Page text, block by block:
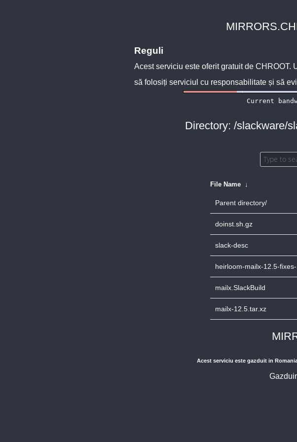
Reguli
Acest serviciu este oferit gratuit de CHROOT.
să folosiți serviciul cu responsabilitate și să
Directory: /slackware/
File Name ↓
Parent directory/
doinst.sh.gz
slack-desc
heirloom-mailx-12.5-
mailx.SlackBuild
mailx-12.5.tar.xz
Acest serviciu este gazduit in